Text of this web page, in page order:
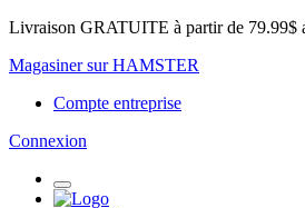
Livraison GRATUITE à partir de 79.99$
Magasiner sur HAMSTER
Compte entreprise
Connexion